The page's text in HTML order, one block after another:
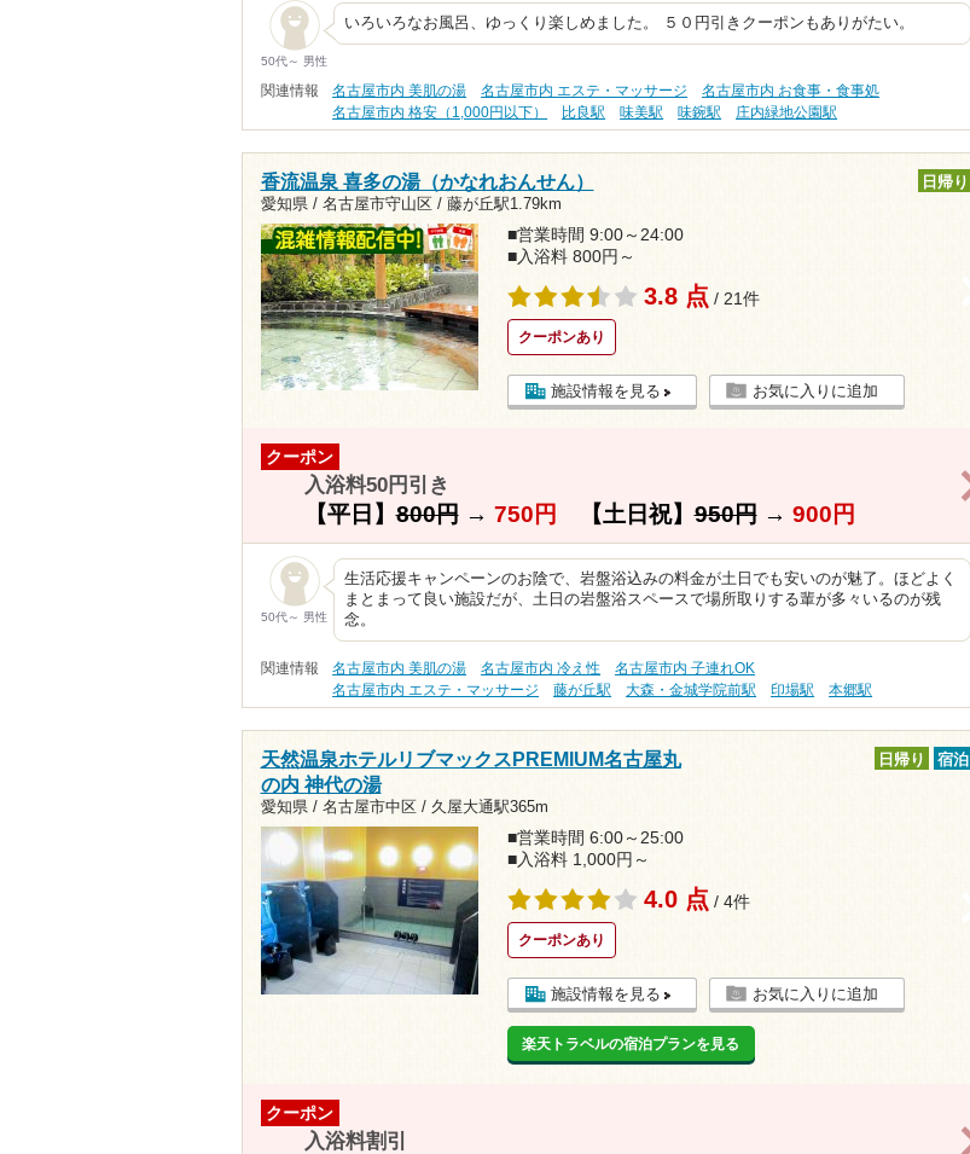
50代～ 男性
いろいろなお風呂、ゆっくり楽しめました。 ５０円引きクーポンもありがたい。
関連情報 名古屋市内 美肌の湯 名古屋市内 エステ・マッサージ
名古屋市内 お食事・食事処
名古屋市内 格安（1,000円以下）
比良駅 味美駅 味鋺駅 庄内緑地公園駅
香流温泉 喜多の湯（かなれおんせん）
愛知県 / 名古屋市守山区 / 藤が丘駅1.79km
日帰り
■営業時間 9:00～24:00
■入浴料 800円～
3.8 点 / 21件
クーポンあり
施設情報を見る お気に入りに追加
クーポン
入浴料50円引き
【平日】800円→ 750円 【土日祝】950円→ 900円
50代～ 男性
生活応援キャンペーンのお陰で、岩盤浴込みの料金が土日でも安いのが魅了。ほどよく
まとまって良い施設だが、土日の岩盤浴スペースで場所取りする輩が多々いるのが残
念。
関連情報 名古屋市内 美肌の湯 名古屋市内 冷え性
名古屋市内 子連れOK
名古屋市内 エステ・マッサージ
藤が丘駅 大森・金城学院前駅 印場駅 本郷駅
天然温泉ホテルリブマックスPREMIUM名古屋丸
の内 神代の湯
愛知県 / 名古屋市中区 / 久屋大通駅365m
日帰り 宿泊
■営業時間 6:00～25:00
■入浴料 1,000円～
4.0 点 / 4件
クーポンあり
施設情報を見る お気に入りに追加
楽天トラベルの宿泊プランを見る
クーポン
入浴料割引